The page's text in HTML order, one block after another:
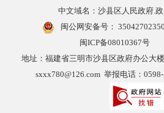
中文域名：沙县区人民政府.
闽公网安备号：
闽ICP备08010367号
地址：福建省三明市沙县区政府办公大
sxxx780@126.com 举报电话：